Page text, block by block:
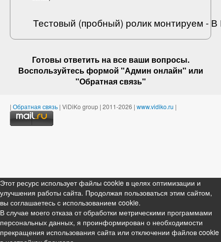
Тестовый (пробный) ролик монтируем -
Готовы ответить на все ваши вопросы.
Воспользуйтесь формой "Админ онлайн" или
"Обратная связь"
| Обратная связь | ViDiKo group | 2011-2026 | www.vidiko.ru |
Этот ресурс использует файлы cookie в целях оптимизации и
улучшения работы сайта. Продолжая пользоваться этим сайтом,
вы соглашаетесь с использованием cookie.
В случае моего отказа от обработки метрическими программами
персональных данных, я проинформирован о необходимости
прекращения использования сайта или отключении файлов cookie